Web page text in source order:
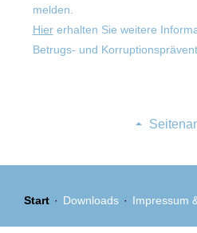
melden.
Hiererhalten Sie weitere
Betrugs- und
Navigation
Start Downloads Impressum